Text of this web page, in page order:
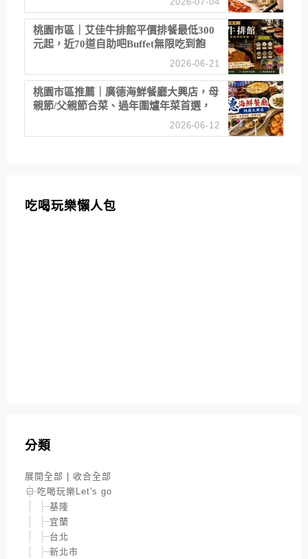
桃園市區｜艾佳牛排館平價排餐最低300
元起，近70道自助吧Buffet無限吃到飽
2026-06-21
桃園市區推薦｜廣德海鮮餐廳大興店，母
親節/父親節合菜、過年圍爐年菜首選，
2026-06-12
吃喝玩樂懶人包
分類
展開全部
收合全部
吃喝玩樂Let's go
基隆
宜蘭
台北
新北市